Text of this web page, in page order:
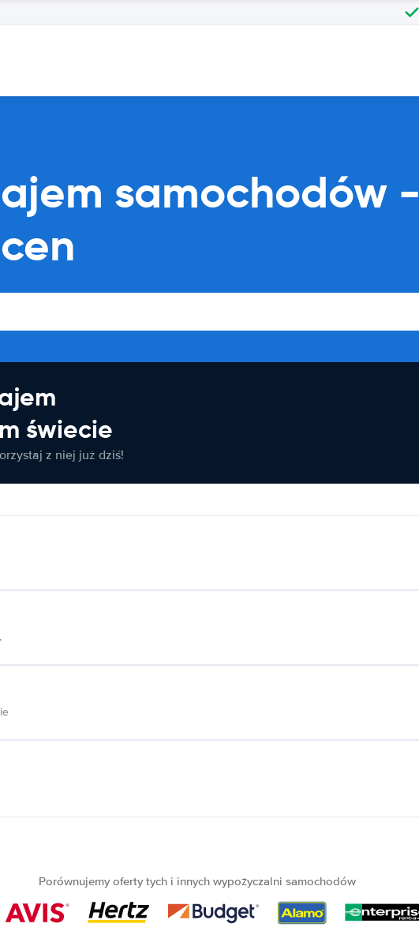
samochodów -
świecie
z niej już dziś!
Porównujemy oferty tych i innych wypożyczalni samochodów